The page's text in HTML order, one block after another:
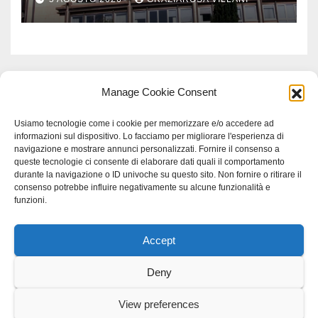
Manage Cookie Consent
Usiamo tecnologie come i cookie per memorizzare e/o accedere ad
informazioni sul dispositivo. Lo facciamo per migliorare l'esperienza di
navigazione e mostrare annunci personalizzati. Fornire il consenso a
queste tecnologie ci consente di elaborare dati quali il comportamento
durante la navigazione o ID univoche su questo sito. Non fornire o ritirare il
consenso potrebbe influire negativamente su alcune funzionalità e
funzioni.
Accept
Deny
View preferences
Meridionale
Proudly powered by WordPress|Tema: Newspaperex di
Scienza studio specialistico bracciano